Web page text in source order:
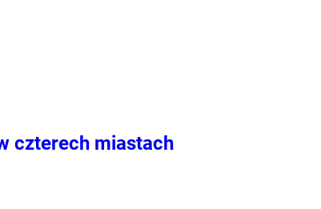
czterech miastach